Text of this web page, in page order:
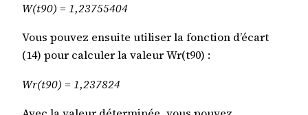
W(t90) = 1,23755404
Vous pouvez ensuite utiliser la fonction d’écart
(14) pour calculer la valeur Wr(t90) :
Wr(t90) = 1,237824